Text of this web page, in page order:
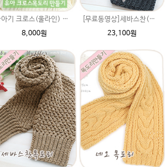
★아기 크로스(울라인) 목도리DIY 재료 패키지/쁘띠목도리/너음 미니목도리/대바늘뜨기/크로스목도리/크로스목도리뜨기/유아 목도리 뜨기
8,000원
[무료동영상]세바스찬(시크릿울) diy패키지 자라무늬뜨기하는법 꽈배기목도리 남친크리스마스 특별한선물 동영상시디 도안만들기뜨기 털실 뜨개질실
23,100원